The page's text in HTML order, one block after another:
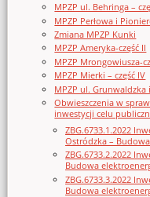
MPZP ul. Behringa –
MPZP Perłowa i
Zmiana MPZP Kunki
MPZP Ameryka-część II
MPZP Mrongowiusza-
MPZP Mierki – część IV
MPZP ul. Grunwaldzka
Obwieszczenia w
inwestycji celu
ZBG.6733.1.2022
Ostródzka –
ZBG.6733.2.2022
Budowa
ZBG.6733.3.2022
Budowa